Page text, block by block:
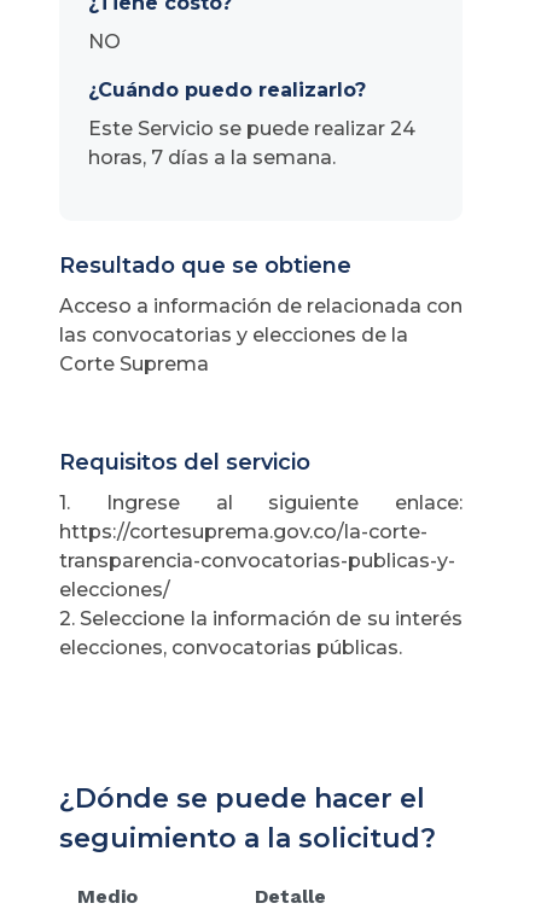
NO
¿Cuándo puedo realizarlo?
Este Servicio se puede realizar 24
horas, 7 días a la semana.
Resultado que se obtiene
Acceso a información de relacionada con
las convocatorias y elecciones de la
Corte Suprema
Requisitos del servicio
1. Ingrese al siguiente enlace:
https://cortesuprema.gov.co/la-corte-
transparencia-convocatorias-publicas-y-
elecciones/
2. Seleccione la información de su interés
elecciones, convocatorias públicas.
¿Dónde se puede hacer el
seguimiento a la solicitud?
Medio Detalle